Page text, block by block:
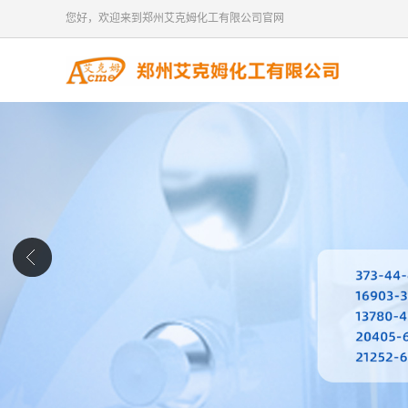
您好，欢迎来到郑州艾克姆化工有限公司官网